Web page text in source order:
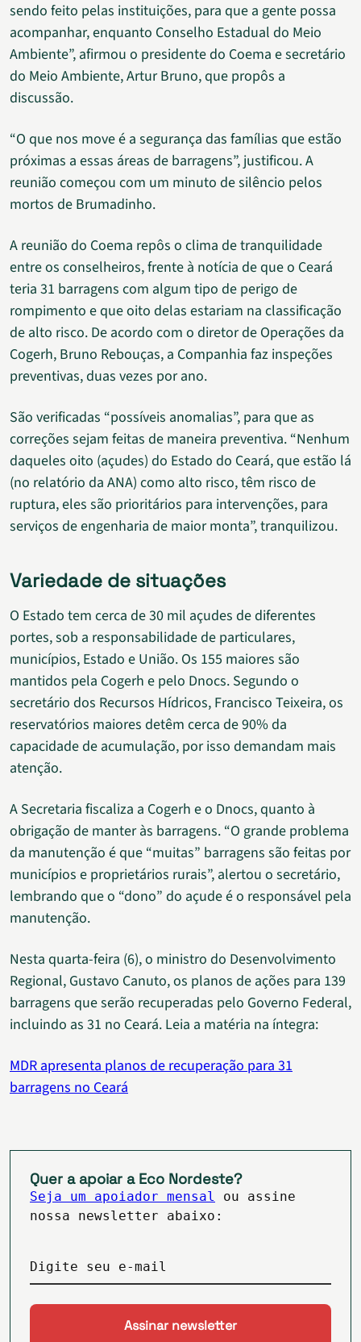
sendo feito pelas instituições, para que a gente possa
acompanhar, enquanto Conselho Estadual do Meio
Ambiente”, afirmou o presidente do Coema e secretário
do Meio Ambiente, Artur Bruno, que propôs a
discussão.
“O que nos move é a segurança das famílias que estão
próximas a essas áreas de barragens”, justificou. A
reunião começou com um minuto de silêncio pelos
mortos de Brumadinho.
A reunião do Coema repôs o clima de tranquilidade
entre os conselheiros, frente à notícia de que o Ceará
teria 31 barragens com algum tipo de perigo de
rompimento e que oito delas estariam na classificação
de alto risco. De acordo com o diretor de Operações da
Cogerh, Bruno Rebouças, a Companhia faz inspeções
preventivas, duas vezes por ano.
São verificadas “possíveis anomalias”, para que as
correções sejam feitas de maneira preventiva. “Nenhum
daqueles oito (açudes) do Estado do Ceará, que estão lá
(no relatório da ANA) como alto risco, têm risco de
ruptura, eles são prioritários para intervenções, para
serviços de engenharia de maior monta”, tranquilizou.
Variedade de situações
O Estado tem cerca de 30 mil açudes de diferentes
portes, sob a responsabilidade de particulares,
municípios, Estado e União. Os 155 maiores são
mantidos pela Cogerh e pelo Dnocs. Segundo o
secretário dos Recursos Hídricos, Francisco Teixeira, os
reservatórios maiores detêm cerca de 90% da
capacidade de acumulação, por isso demandam mais
atenção.
A Secretaria fiscaliza a Cogerh e o Dnocs, quanto à
obrigação de manter às barragens. “O grande problema
da manutenção é que “muitas” barragens são feitas por
municípios e proprietários rurais”, alertou o secretário,
lembrando que o “dono” do açude é o responsável pela
manutenção.
Nesta quarta-feira (6), o ministro do Desenvolvimento
Regional, Gustavo Canuto, os planos de ações para 139
barragens que serão recuperadas pelo Governo Federal,
incluindo as 31 no Ceará. Leia a matéria na íntegra:
MDR apresenta planos de recuperação para 31
barragens no Ceará
Quer a apoiar a Eco Nordeste?
Seja um apoiador mensal
ou assine
nossa newsletter abaixo:
Digite seu e-mail